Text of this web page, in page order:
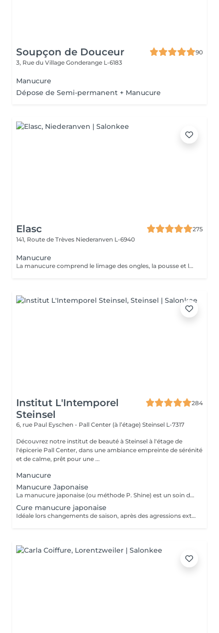
Soupçon de Douceur
90
3, Rue du Village Gonderange L-6183
Manucure
Dépose de Semi-permanent + Manucure
Elasc
275
141, Route de Trèves Niederanven L-6940
Manucure
La manucure comprend le limage des ongles, la pousse et la coupe des cuticules ainsi qu'une application d'une crème de soin. La manucure bien-être compte, en plus, un gommage et un masque des mains. Large choix de couleurs parmi les vernis ProNails longue tenue.
Institut L'Intemporel
Steinsel
284
6, rue Paul Eyschen - Pall Center (à l’étage) Steinsel L-7317
Découvrez notre institut de beauté à Steinsel à l'étage de
l'épicerie Pall Center, dans une ambiance empreinte de sérénité
et de calme, prêt pour une ...
Manucure
Manucure Japonaise
La manucure japonaise (ou méthode P. Shine) est un soin de beauté naturel et ancestral visant à renforcer, nourrir et faire briller les ongles sans vernis ni gel. En utilisant des produits naturels comme la cire d'abeille, des minéraux, et de la poudre de perle, elle rend les ongles sains, forts et brillants avec un effet miroir, idéal pour réparer les ongles abîmés (après gel ou semi-permanent, grossesse...). Convient aux ongles naturels fragiles, mous, cassants ou dédoublés, mais aussi simplement pour offrir une période de repos et de soin aux ongles.
Cure manucure japonaise
Idéale lors changements de saison, après des agressions extérieures / poses de semi permanent ou simplement pour retrouver des ongles naturels beaux et sains, la cure permet de : - renforcer les ongles - limiter la casse et le dédoublement - réhydrater la plaque de l'ongle - retrouver des ongles plus sains et résistants 5 manucures + 1 offerte